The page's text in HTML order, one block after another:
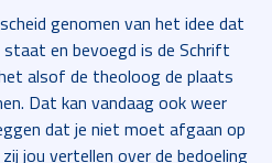
genomen van het idee dat
staat en bevoegd is de Schrift
alsof de theoloog de plaats
Dat kan vandaag ook weer
dat je niet moet afgaan op
jou vertellen over de bedoeling